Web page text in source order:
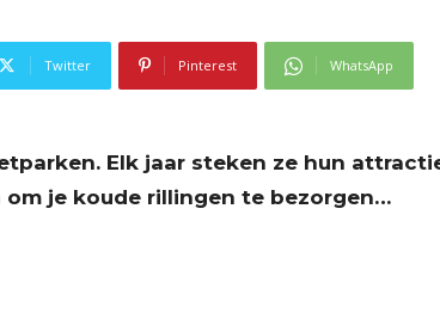
Twitter Pinterest WhatsApp
Elk jaar steken ze hun
je koude rillingen te bezorgen…